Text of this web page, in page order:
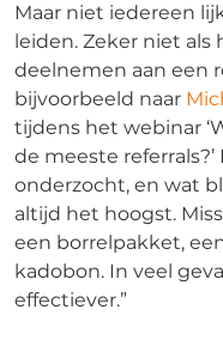
Maar niet iedereen
leiden. Zeker niet
deelnemen aan een
bijvoorbeeld naar
tijdens het webinar
de meeste
onderzocht, en wat
altijd het hoogst.
een borrelpakket,
kadobon. In veel
effectiever.”